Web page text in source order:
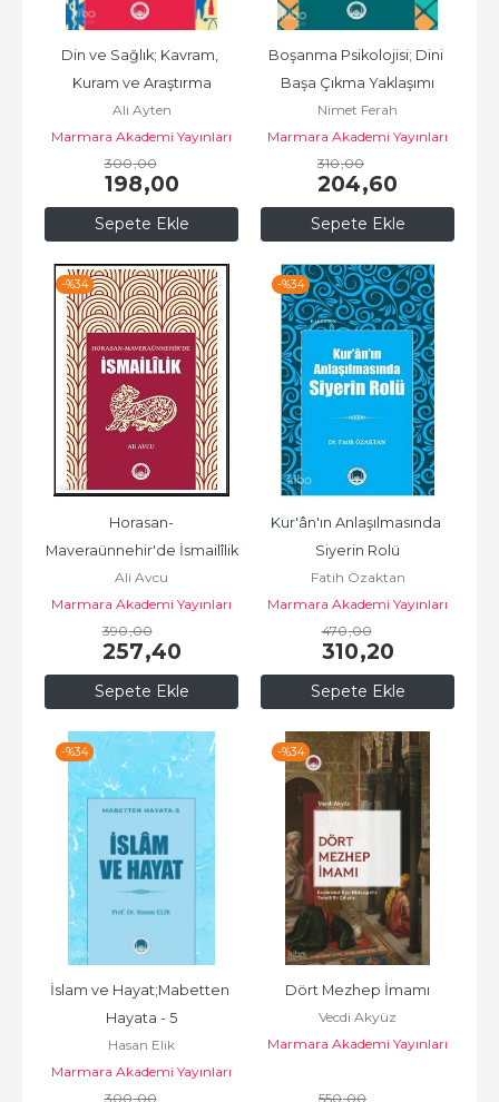
Sepete Ekle
Din ve Sağlık; Kavram,
Kuram ve Araştırma
Ali Ayten
Marmara Akademi Yayınları
300,00
198,00
Sepete Ekle
Boşanma Psikolojisi; Dini
Başa Çıkma Yaklaşımı
Nimet Ferah
Marmara Akademi Yayınları
310,00
204,60
-%34
Sepete Ekle
Horasan-
Maveraünnehir'de İsmailîlik
Ali Avcu
Marmara Akademi Yayınları
390,00
257,40
-%34
Sepete Ekle
Kur'ân'ın Anlaşılmasında
Siyerin Rolü
Fatih Özaktan
Marmara Akademi Yayınları
470,00
310,20
-%34
İslam ve Hayat;Mabetten
Hayata - 5
Hasan Elik
Marmara Akademi Yayınları
300,00
-%34
Dört Mezhep İmamı
Vecdi Akyüz
Marmara Akademi Yayınları
550,00